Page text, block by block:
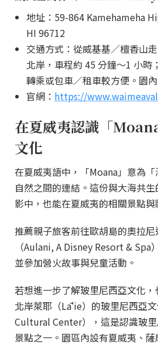
地址：59-864 Kamehameha
HI 96712
交通方式：從威基基／檀香山
北岸，車程約 45 分鐘～1 小時
轉乘或包車／租車較方便。園
官網： https://
在夏威夷認識「
文化
在夏威夷語中，「Moana」意為
自然之間的連結。這份與大海共
影中，也能在夏威夷的相關景點與
推薦親子旅客前往歐胡島的奧拉
（Aulani, A Disney Resort & Spa
並參加營火故事與兒童活動。
若想進一步了解玻里尼西亞文化
北岸萊耶（Lāʻie）的玻里尼西亞
Cultural Center），這是認識玻
景點之一。園區內設有夏威夷、薩